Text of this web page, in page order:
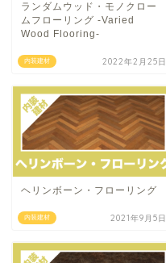
内装建材
ランダムウッド・モノクロー
ムフローリング -Varied
Wood Flooring-
2022年2月25日
内装建材
ヘリンボーン・フローリング
2021年9月5日